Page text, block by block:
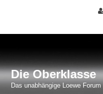
Die Oberklasse
Das unabhängige Loewe Forum